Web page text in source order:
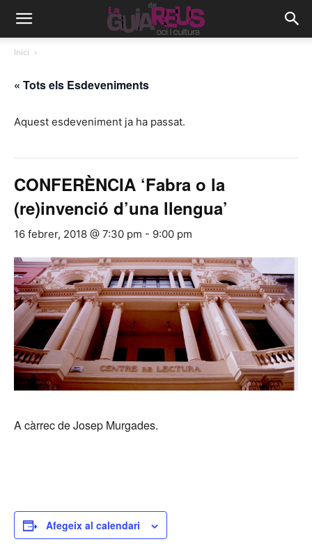
Inici
« Tots els Esdeveniments
Aquest esdeveniment ja ha passat.
CONFERÈNCIA ‘Fabra o la
(re)invenció d’una llengua’
16 febrer, 2018 @ 7:30 pm - 9:00 pm
A càrrec de Josep Murgades.
Afegeix al calendari